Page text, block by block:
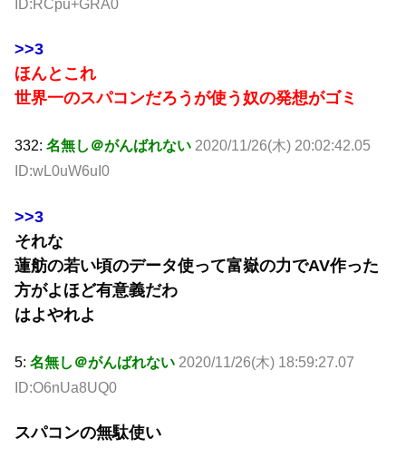
ID:RCpu+GRA0
>>3
ほんとこれ
世界一のスパコンだろうが使う奴の発想がゴミ
332: 名無し＠がんばれない 2020/11/26(木) 20:02:42.05
ID:wL0uW6uI0
>>3
それな
蓮舫の若い頃のデータ使って富嶽の力でAV作った
方がよほど有意義だわ
はよやれよ
5: 名無し＠がんばれない 2020/11/26(木) 18:59:27.07
ID:O6nUa8UQ0
スパコンの無駄使い